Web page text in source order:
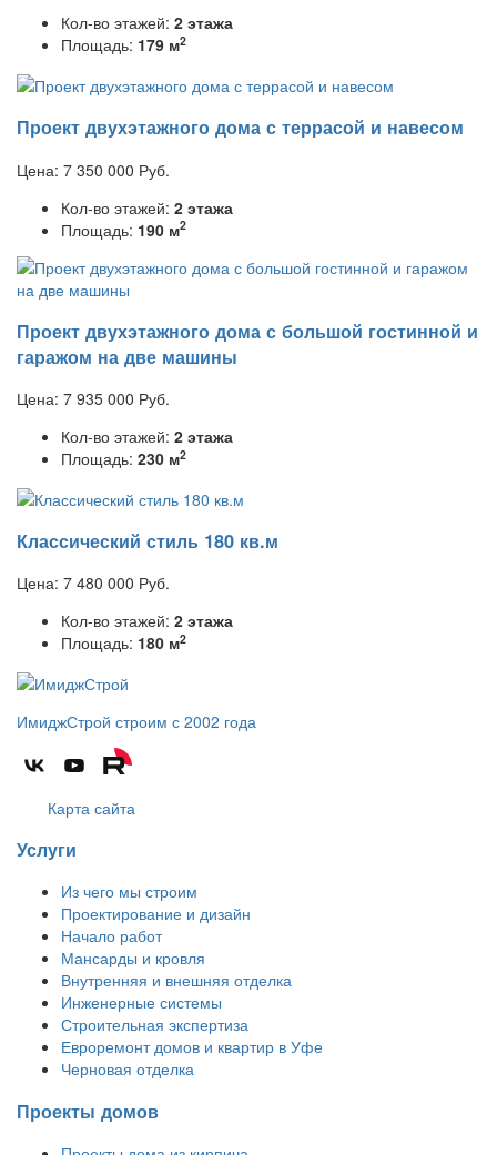
Кол-во этажей: 2 этажа
Площадь: 179 м2
Проект двухэтажного дома с террасой и навесом
Цена: 7 350 000 Руб.
Кол-во этажей: 2 этажа
Площадь: 190 м2
Проект двухэтажного дома с большой гостинной и
гаражом на две машины
Цена: 7 935 000 Руб.
Кол-во этажей: 2 этажа
Площадь: 230 м2
Классический стиль 180 кв.м
Цена: 7 480 000 Руб.
Кол-во этажей: 2 этажа
Площадь: 180 м2
ИмиджСтрой строим с 2002 года
Карта сайта
Услуги
Из чего мы строим
Проектирование и дизайн
Начало работ
Мансарды и кровля
Внутренняя и внешняя отделка
Инженерные системы
Строительная экспертиза
Евроремонт домов и квартир в Уфе
Черновая отделка
Проекты домов